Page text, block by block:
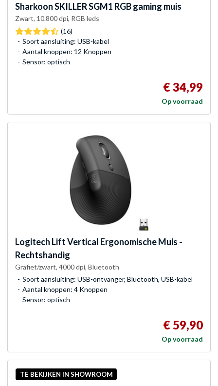
SharkoonSKILLER SGM1 RGB gaming muis
Zwart, 10.800 dpi, RGB leds
(16)
Soort aansluiting: USB-kabel
Aantal knoppen: 12 Knoppen
Sensor: optisch
€ 34,99
Op voorraad
Logitech Lift Vertical Ergonomische Muis -
Rechtshandig
Grafiet/zwart, 4000 dpi, Bluetooth
Soort aansluiting: USB-ontvanger, Bluetooth, USB-kabel
Aantal knoppen: 4 Knoppen
Sensor: optisch
€ 59,90
Op voorraad
TE BEKIJKEN IN SHOWROOM